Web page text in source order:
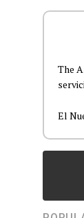
The
El